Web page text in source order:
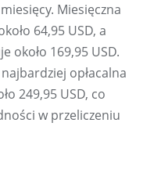
Miesięczna
64,95 USD, a
około 169,95 USD.
opłacalna
249,95 USD, co
w przeliczeniu